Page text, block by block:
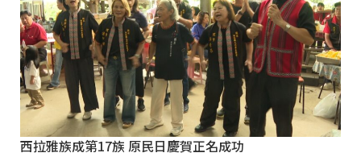
西拉雅族成第17族 原民日慶賀正名成功